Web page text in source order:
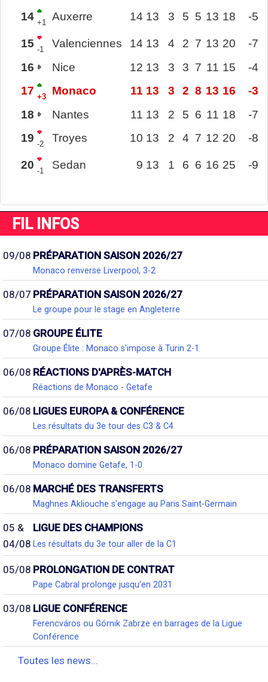
14 +1 Auxerre 14 13 3 5 5 13 18 -5
15 -1 Valenciennes 14 13 4 2 7 13 20
-7
16
Nice 12 13 3 3 7 11 15
-4
17 +3 Monaco 11 13 3 2 8 13 16
-3
18
Nantes 11 13 2 5 6 11 18
-7
19 -2 Troyes 10 13 2 4 7 12 20 -8
20 -1 Sedan 9 13 1 6 6 16 25 -9
FIL INFOS
09/08 PRÉPARATION SAISON 2026/27
Monaco renverse Liverpool, 3-2
08/07 PRÉPARATION SAISON 2026/27
Le groupe pour le stage en Angleterre
07/08 GROUPE ÉLITE
Groupe Élite : Monaco s'impose à Turin 2-1
06/08 RÉACTIONS D'APRÈS-MATCH
Réactions de Monaco - Getafe
06/08 LIGUES EUROPA & CONFÉRENCE
Les résultats du 3e tour des C3 & C4
06/08 PRÉPARATION SAISON 2026/27
Monaco domine Getafe, 1-0
06/08 MARCHÉ DES TRANSFERTS
Maghnes Akliouche s'engage au Paris Saint-Germain
05 &
04/08
LIGUE DES CHAMPIONS
Les résultats du 3e tour aller de la C1
05/08 PROLONGATION DE CONTRAT
Pape Cabral prolonge jusqu'en 2031
03/08 LIGUE CONFÉRENCE
Ferencváros ou Górnik Zabrze en barrages de la Ligue
Conférence
Toutes les news...